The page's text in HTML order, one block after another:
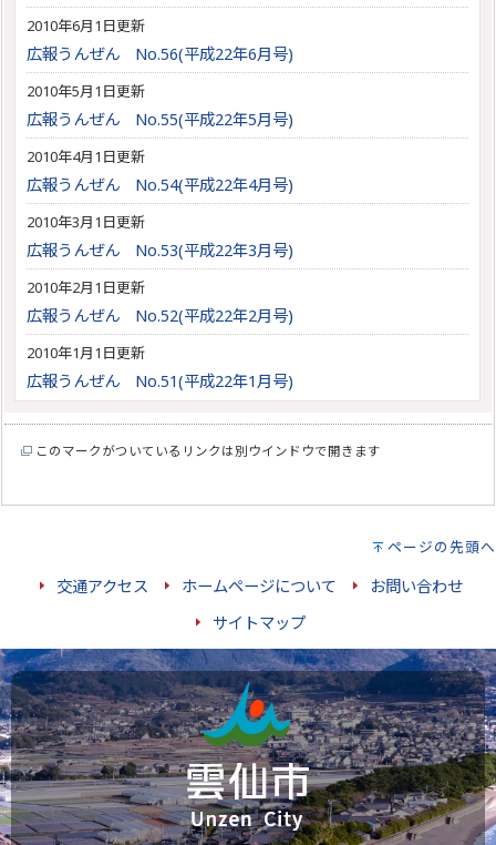
2010年6月1日更新
広報うんぜん No.56(平成22年6月号)
2010年5月1日更新
広報うんぜん No.55(平成22年5月号)
2010年4月1日更新
広報うんぜん No.54(平成22年4月号)
2010年3月1日更新
広報うんぜん No.53(平成22年3月号)
2010年2月1日更新
広報うんぜん No.52(平成22年2月号)
2010年1月1日更新
広報うんぜん No.51(平成22年1月号)
このマークがついているリンクは別ウインドウで開きます
ページの先頭へ
交通アクセス ホームページについて
お問い合わせ
サイトマップ